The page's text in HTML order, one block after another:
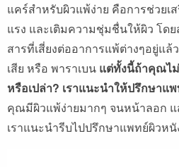
แคร์สำหรับผิวแพ้ง่าย คือการช่วยเ
แรง และเติมความชุ่มชื่นให้ผิว โด
สารที่เสี่ยงต่ออาการแพ้ต่างๆอยู่แล้ว
เสีย หรือ พาราเบน แต่ทั้งนี้ถ้าคุณไ
หรือเปล่า? เราแนะนำให้ปรึกษาแ
คุณมีผิวแพ้ง่ายมากๆ จนหน้าลอก
เราแนะนำรีบไปปรึกษาแพทย์ผิวห